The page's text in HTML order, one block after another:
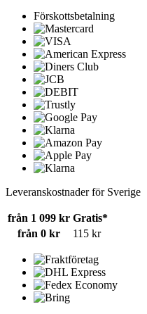
Förskottsbetalning
Leveranskostnader för Sverige
från 1 099 kr Gratis*
från 0 kr
115 kr